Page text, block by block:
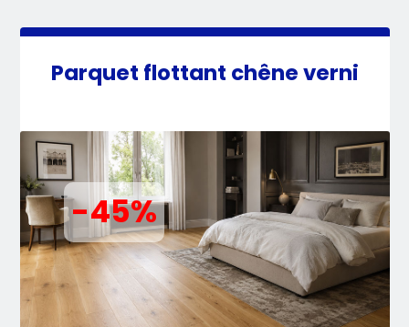
Parquet flottant chêne verni
-45%